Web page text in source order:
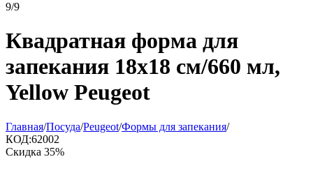
9/9
Квадратная форма для
запекания 18x18 см/660 мл,
Yellow Peugeot
Главная/Посуда/Peugeot/Формы для запекания/
КОД:62002
Скидка 35%